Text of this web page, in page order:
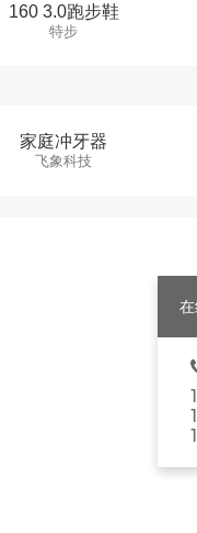
160 3.0跑步鞋
特步
家庭冲牙器
飞象科技